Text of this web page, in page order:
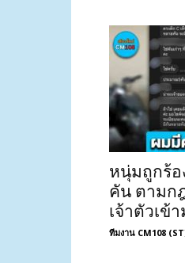
หนุ่มถูกร้อ
คัน ตามก
เจ้าตัวเข้
ทีมงาน CM108